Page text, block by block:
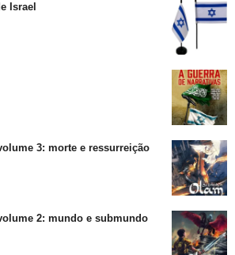
Israel
3: morte e ressurreição
2: mundo e submundo